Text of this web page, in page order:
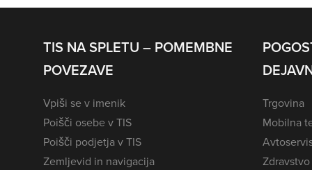
TIS NA SPLETU – POMEMBNE
POVEZAVE
Vpiši se v imenik
Poišči osebe v TIS
Poišči podjetja v TIS
Zemljevid in navigacija
Trgovina
Mobilna
Zdravstvo